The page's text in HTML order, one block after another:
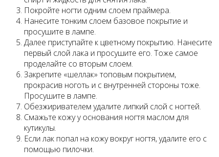
Покройте ногти одним слоем праймера.
Нанесите тонким слоем базовое покрытие и
просушите в лампе.
Далее приступайте к цветному покрытию. Нанесите
первый слой лака и просушите его. Тоже самое
проделайте со вторым слоем.
Закрепите «шеллак» топовым покрытием,
прокрасив ноготь и с внутренней стороны тоже.
Просушите в лампе.
Обезжиривателем удалите липкий слой с ногтей.
Смажьте кожу у основания ногтя маслом для
кутикулы.
Если лак попал на кожу вокруг ногтя, удалите его с
помощью пилочки.